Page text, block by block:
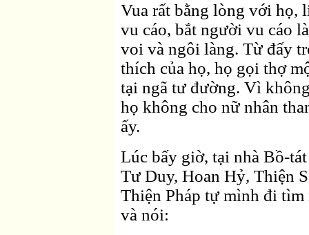
Vua rất bằng lòng với họ,
vu cáo, bắt người vu cáo
voi và ngôi làng. Từ đấy
thích của họ, họ gọi thợ
tại ngã tư đường. Vì
họ không cho nữ nhân
ấy.
Lúc bấy giờ, tại nhà Bồ-
Tư Duy, Hoan Hỷ, Thiện
Thiện Pháp tự mình đi
và nói: